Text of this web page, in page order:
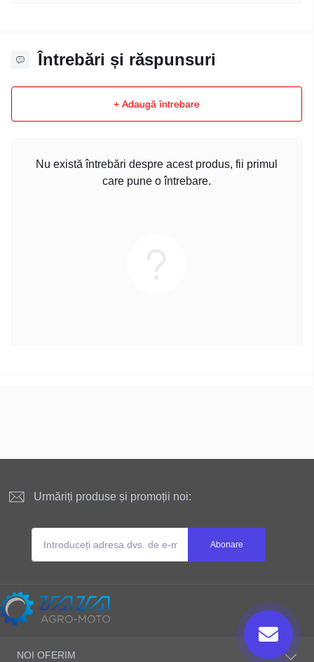
Întrebări și răspunsuri
+ Adaugă întrebare
Nu există întrebări despre acest produs, fii primul
care pune o întrebare.
Urmăriți produse și promoții noi:
Abonare
ТАТА AGRO-MOTO S.R.L
NOI OFERIM